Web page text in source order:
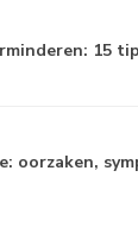
15
oorzaken,